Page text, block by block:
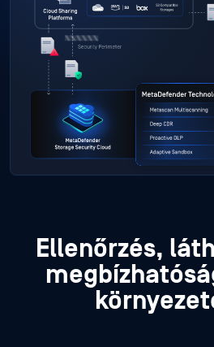
Ellenőrzés,